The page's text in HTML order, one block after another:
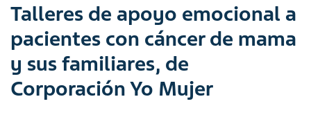
Talleres de apoyo emocional a
pacientes con cáncer de mama
y sus familiares, de
Corporación Yo Mujer